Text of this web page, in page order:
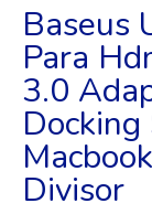
Baseus
Para
3.0
Divisor